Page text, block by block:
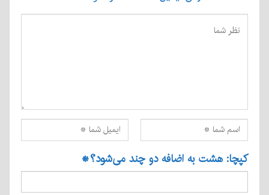
کپچا: هشت به اضافه دو چند می‌شود؟*